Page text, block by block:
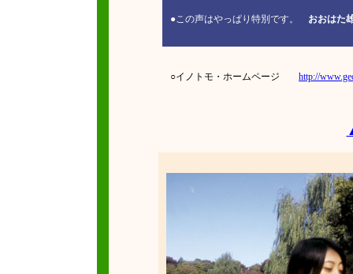
●この声はやっぱり特別です。 おおはた
○イノトモ・ホームページ http://